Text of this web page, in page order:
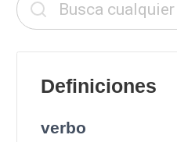
Definiciones
verbo